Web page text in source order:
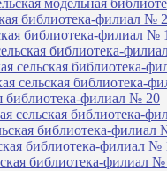
модельная
библиотека-филиал №
библиотека-филиал №
библиотека-
сельская библиотека-
сельская библиотека-
библиотека-филиал № 20
сельская библиотека-
библиотека-филиал
библиотека-филиал №
библиотека-филиал